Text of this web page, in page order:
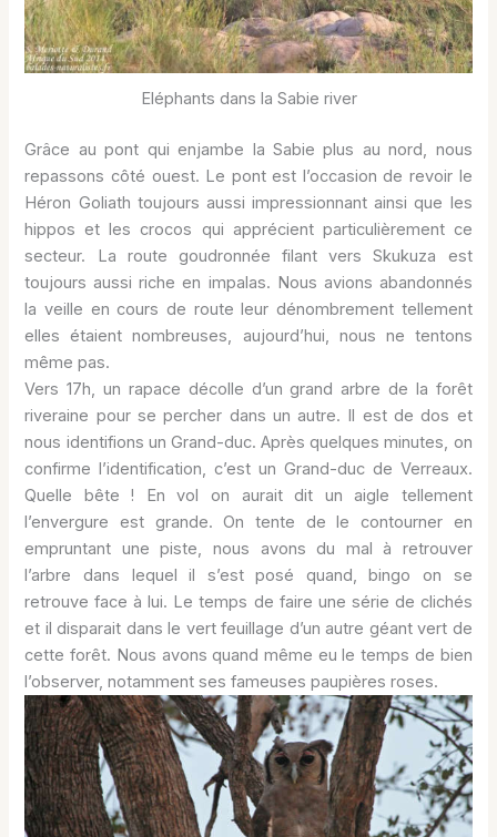
Eléphants dans la Sabie river
Grâce au pont qui enjambe la Sabie plus au nord, nous
repassons côté ouest. Le pont est l’occasion de revoir le
Héron Goliath toujours aussi impressionnant ainsi que les
hippos et les crocos qui apprécient particulièrement ce
secteur. La route goudronnée filant vers Skukuza est
toujours aussi riche en impalas. Nous avions abandonnés
la veille en cours de route leur dénombrement tellement
elles étaient nombreuses, aujourd’hui, nous ne tentons
même pas.
Vers 17h, un rapace décolle d’un grand arbre de la forêt
riveraine pour se percher dans un autre. Il est de dos et
nous identifions un Grand-duc. Après quelques minutes, on
confirme l’identification, c’est un Grand-duc de Verreaux.
Quelle bête ! En vol on aurait dit un aigle tellement
l’envergure est grande. On tente de le contourner en
empruntant une piste, nous avons du mal à retrouver
l’arbre dans lequel il s’est posé quand, bingo on se
retrouve face à lui. Le temps de faire une série de clichés
et il disparait dans le vert feuillage d’un autre géant vert de
cette forêt. Nous avons quand même eu le temps de bien
l’observer, notamment ses fameuses paupières roses.